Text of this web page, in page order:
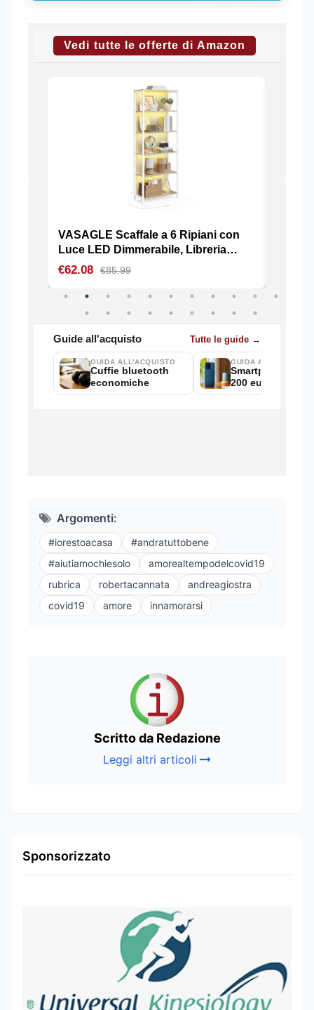
Argomenti:
#iorestoacasa
#andratuttobene
#aiutiamochiesolo
amorealtempodelcovid19
rubrica
robertacannata
andreagiostra
covid19
amore innamorarsi
Scritto da Redazione
Leggi altri articoli
Sponsorizzato